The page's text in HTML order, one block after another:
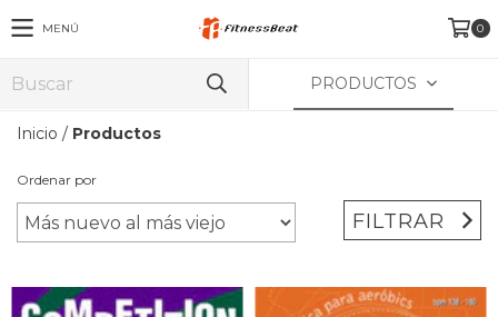
MENÚ 0
PRODUCTOS
Inicio / Productos
Ordenar por
FILTRAR